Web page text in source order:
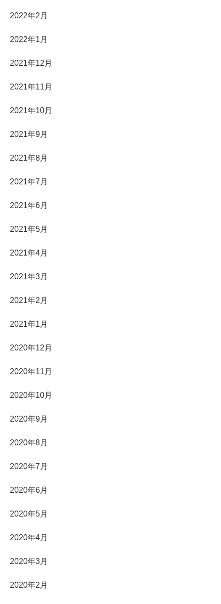
2022年2月
2022年1月
2021年12月
2021年11月
2021年10月
2021年9月
2021年8月
2021年7月
2021年6月
2021年5月
2021年4月
2021年3月
2021年2月
2021年1月
2020年12月
2020年11月
2020年10月
2020年9月
2020年8月
2020年7月
2020年6月
2020年5月
2020年4月
2020年3月
2020年2月